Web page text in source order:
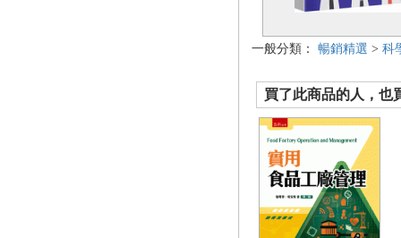
一般分類： 暢銷精選 > 科
買了此商品的人，也